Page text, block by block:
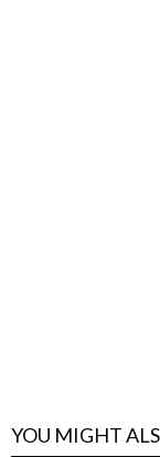
YOU MIGHT